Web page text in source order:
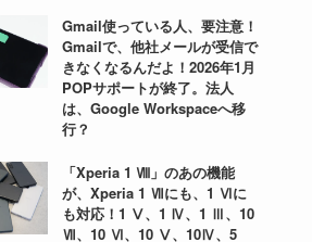
Gmail使っている人、要注意！
Gmailで、他社メールが受信で
きなくなるんだよ！2026年1月
POPサポートが終了。法人
は、Google Workspaceへ移
行？
「Xperia 1 Ⅷ」のあの機能
が、Xperia 1 Ⅶにも、1 Ⅵに
も対応！1 Ⅴ、1 Ⅳ、1 Ⅲ、10
Ⅶ、10 Ⅵ、10 Ⅴ、10Ⅳ、5